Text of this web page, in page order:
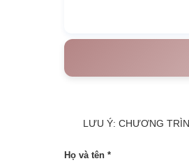
LƯU Ý: CHƯƠNG
Họ và tên *